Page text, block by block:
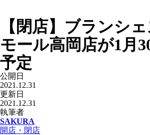
【閉店】ブランシ
モール高岡店が1月
予定
公開日
2021.12.31
更新日
2021.12.31
執筆者
SAKURA
開店・閉店